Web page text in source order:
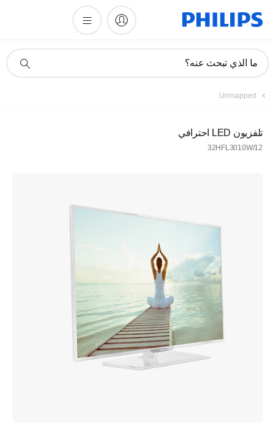
دعم
ما الذي تبحث عنه؟
Unmapped
تلفزيون LED احترافي
32HFL3010W/12